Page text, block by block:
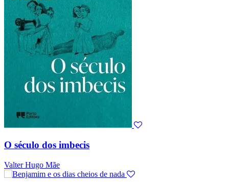
O século dos imbecis
Valter Hugo Mãe